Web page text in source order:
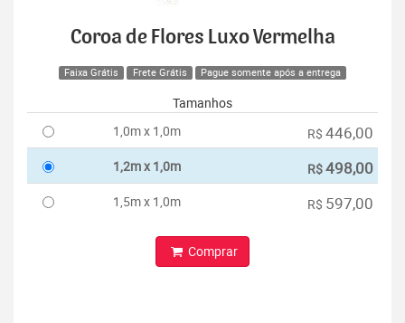
Coroa de Flores Luxo Vermelha
Faixa Grátis Frete Grátis Pague somente após a entrega
Tamanhos
1,0m x 1,0m
R$ 446,00
1,2m x 1,0m R$498,00
1,5m x 1,0m R$ 597,00
Comprar